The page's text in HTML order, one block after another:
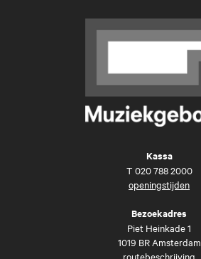
Kassa
T 020 788 2000
openingstijden
Bezoekadres
Piet Heinkade 1
1019 BR Amsterdam
routebeschrijving